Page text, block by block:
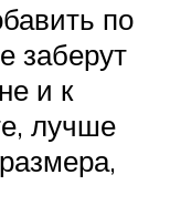
по
заберут
и к
лучше